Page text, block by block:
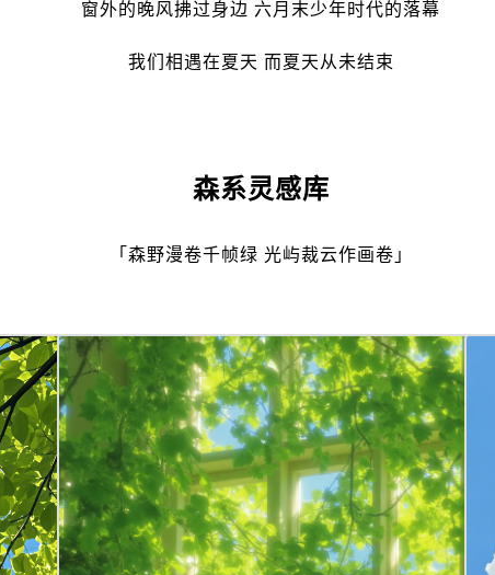
窗外的晚风拂过身边 六月末少年时代的落幕
我们相遇在夏天 而夏天从未结束
森系灵感库
「森野漫卷千帧绿 光屿裁云作画卷」